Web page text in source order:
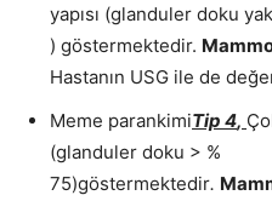
yapısı (glanduler doku
) göstermektedir.
Hastanın USG ile de
Meme parankimiTip 4,
(glanduler doku > %
75)göstermektedir.